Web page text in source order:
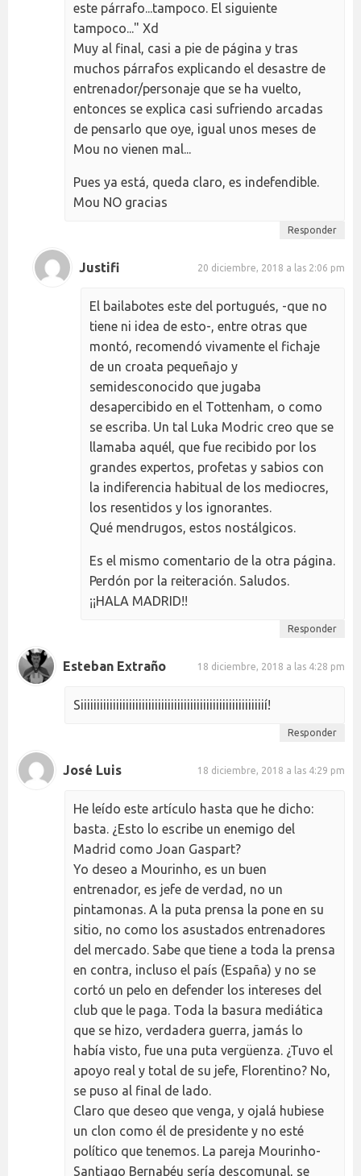
este párrafo...tampoco. El siguiente
tampoco..." Xd
Muy al final, casi a pie de página y tras
muchos párrafos explicando el desastre de
entrenador/personaje que se ha vuelto,
entonces se explica casi sufriendo arcadas
de pensarlo que oye, igual unos meses de
Mou no vienen mal...
Pues ya está, queda claro, es indefendible.
Mou NO gracias
Responder
Justifi 20 diciembre, 2018 a las 2:06 pm
El bailabotes este del portugués, -que no
tiene ni idea de esto-, entre otras que
montó, recomendó vivamente el fichaje
de un croata pequeñajo y
semidesconocido que jugaba
desapercibido en el Tottenham, o como
se escriba. Un tal Luka Modric creo que se
llamaba aquél, que fue recibido por los
grandes expertos, profetas y sabios con
la indiferencia habitual de los mediocres,
los resentidos y los ignorantes.
Qué mendrugos, estos nostálgicos.
Es el mismo comentario de la otra página.
Perdón por la reiteración. Saludos.
¡¡HALA MADRID!!
Responder
Esteban Extraño 18 diciembre, 2018 a las 4:28 pm
Siiiiiiiiiiiiiiiiiiiiiiiiiiiiiiiiiiiiiiiiiiiiiiiiiiiiiiiiií!
Responder
José Luis 18 diciembre, 2018 a las 4:29 pm
He leído este artículo hasta que he dicho:
basta. ¿Esto lo escribe un enemigo del
Madrid como Joan Gaspart?
Yo deseo a Mourinho, es un buen
entrenador, es jefe de verdad, no un
pintamonas. A la puta prensa la pone en su
sitio, no como los asustados entrenadores
del mercado. Sabe que tiene a toda la prensa
en contra, incluso el país (España) y no se
cortó un pelo en defender los intereses del
club que le paga. Toda la basura mediática
que se hizo, verdadera guerra, jamás lo
había visto, fue una puta vergüenza. ¿Tuvo el
apoyo real y total de su jefe, Florentino? No,
se puso al final de lado.
Claro que deseo que venga, y ojalá hubiese
un clon como él de presidente y no esté
político que tenemos. La pareja Mourinho-
Santiago Bernabéu sería descomunal, se